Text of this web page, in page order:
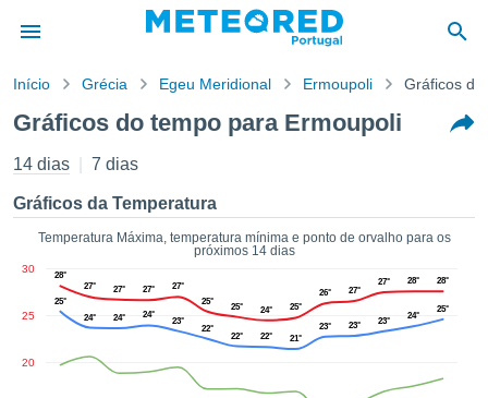
da
foi
por
para
que as
a este
das
Início Grécia Egeu Meridional Ermoupoli Gráficos de
Gráficos do tempo para Ermoupoli
14 dias 7 dias
Gráficos da Temperatura
Temperatura Máxima, temperatura mínima e ponto de orvalho para os
próximos 14 dias
20
25
30
28°
27°
27° 27°
27°
25°
25° 24° 25°
26° 27°
27° 28° 28°
25°
24°
24° 24°
23°
22°
22° 22° 21°
23° 23° 23°
24°
25°